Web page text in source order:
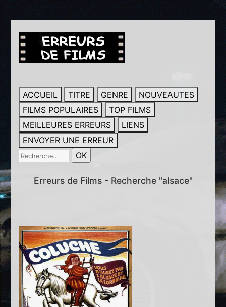
ACCUEIL TITRE GENRE
NOUVEAUTES
FILMS POPULAIRES
TOP FILMS
MEILLEURES ERREURS
LIENS
ENVOYER UNE ERREUR
Erreurs de Films - Recherche "alsace"